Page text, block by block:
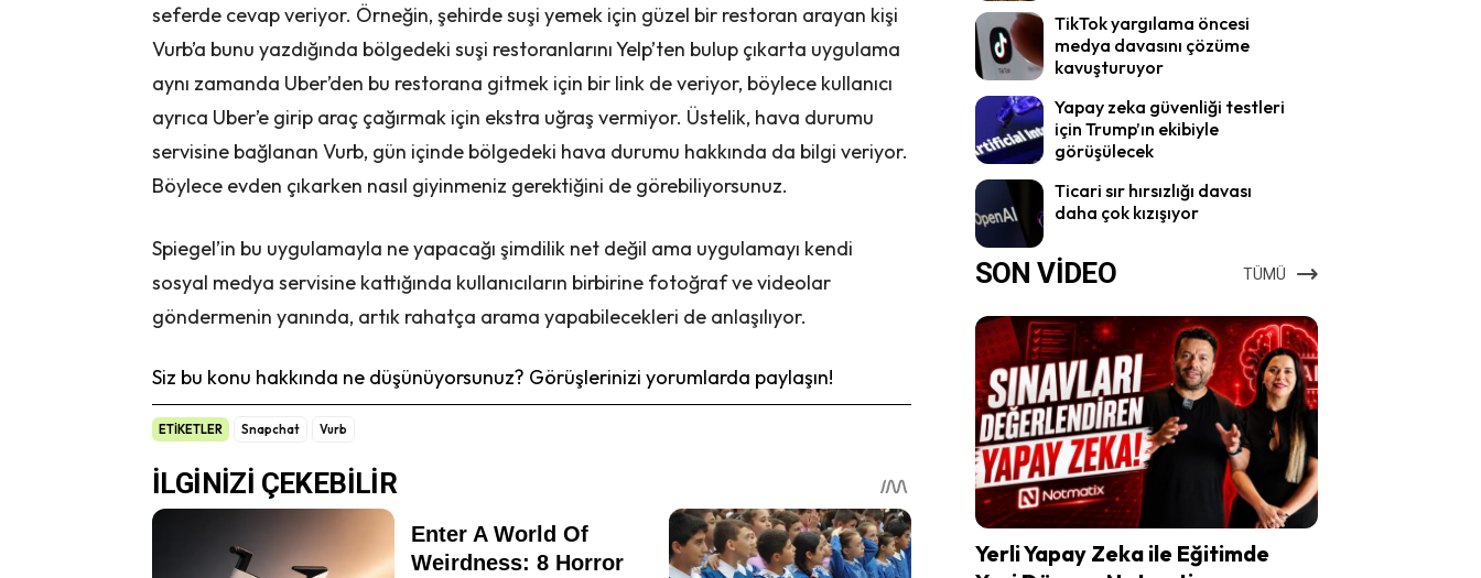
seferde cevap veriyor. Örneğin, şehirde suşi yemek için güzel bir restoran arayan kişi
Vurb’a bunu yazdığında bölgedeki suşi restoranlarını Yelp’ten bulup çıkarta uygulama
aynı zamanda Uber’den bu restorana gitmek için bir link de veriyor, böylece kullanıcı
ayrıca Uber’e girip araç çağırmak için ekstra uğraş vermiyor. Üstelik, hava durumu
servisine bağlanan Vurb, gün içinde bölgedeki hava durumu hakkında da bilgi veriyor.
Böylece evden çıkarken nasıl giyinmeniz gerektiğini de görebiliyorsunuz.
Spiegel’in bu uygulamayla ne yapacağı şimdilik net değil ama uygulamayı kendi
sosyal medya servisine kattığında kullanıcıların birbirine fotoğraf ve videolar
göndermenin yanında, artık rahatça arama yapabilecekleri de anlaşılıyor.
Siz bu konu hakkında ne düşünüyorsunuz? Görüşlerinizi yorumlarda paylaşın!
ETİKETLER Snapchat Vurb
TikTok yargılama öncesi
medya davasını çözüme
kavuşturuyor
Yapay zeka güvenliği testleri
için Trump’ın ekibiyle
görüşülecek
Ticari sır hırsızlığı davası
daha çok kızışıyor
SON VİDEO TÜMÜ
Yerli Yapay Zeka ile Eğitimde